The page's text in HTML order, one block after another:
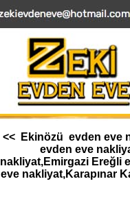
<< Ekinözü evden eve
evden eve
nakliyat,Emirgazi Ereğli
eve nakliyat,Karapınar